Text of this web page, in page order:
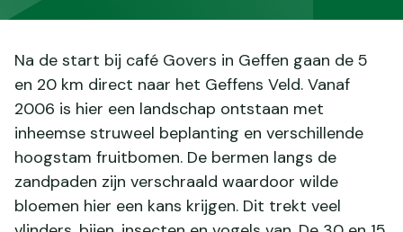
Na de start bij café Govers in Geffen gaan de 5
en 20 km direct naar het Geffens Veld. Vanaf
2006 is hier een landschap ontstaan met
inheemse struweel beplanting en verschillende
hoogstam fruitbomen. De bermen langs de
zandpaden zijn verschraald waardoor wilde
bloemen hier een kans krijgen. Dit trekt veel